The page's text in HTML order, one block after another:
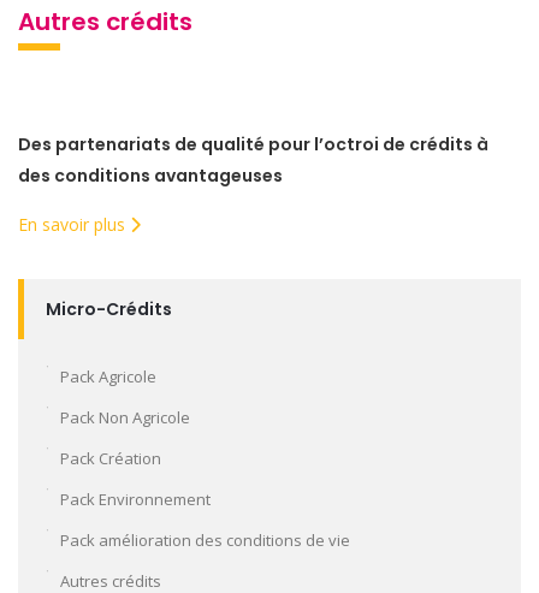
Autres crédits
Des partenariats de qualité pour l’octroi de crédits à
des conditions avantageuses
En savoir plus
Micro-Crédits
Pack Agricole
Pack Non Agricole
Pack Création
Pack Environnement
Pack amélioration des conditions de vie
Autres crédits